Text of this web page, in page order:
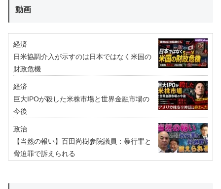
動画
経済
日米協調介入が示すのは日本ではなく米国の
財政危機
経済
巨大IPOが殺した米株市場と世界金融市場の
今後
政治
【当然の報い】百田尚樹参院議員：暴行罪と
脅迫罪で訴えられる